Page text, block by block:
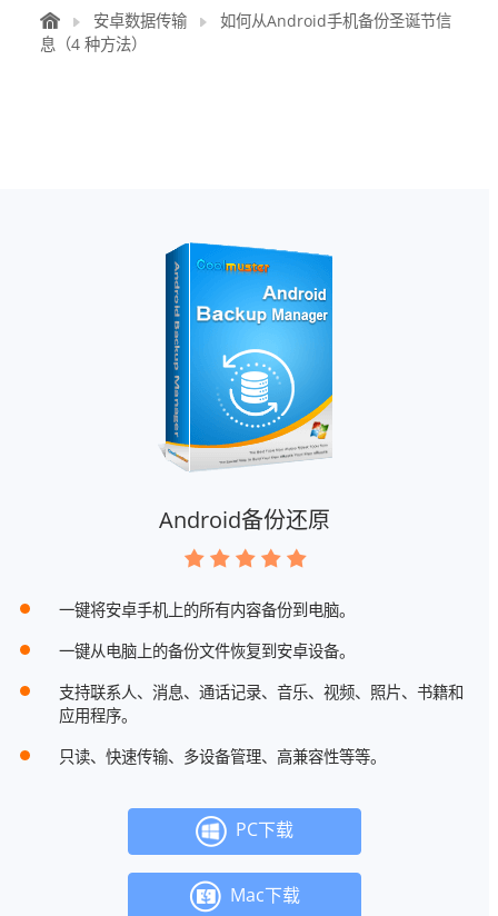
安卓数据传输
如何从Android手机备份圣诞节信
息（4 种方法）
Android备份还原
一键将安卓手机上的所有内容备份到电脑。
一键从电脑上的备份文件恢复到安卓设备。
支持联系人、消息、通话记录、音乐、视频、照片、书籍和
应用程序。
只读、快速传输、多设备管理、高兼容性等等。
PC下载
Mac下载